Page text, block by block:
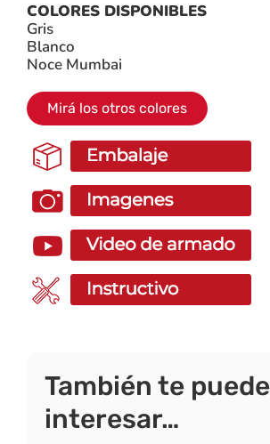
COLORES DISPONIBLES
Gris
Blanco
Noce Mumbai
Mirá los otros colores
También te puede
interesar…